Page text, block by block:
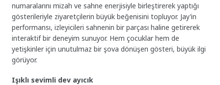
numaralarını mizah ve sahne enerjisiyle birleştirerek yaptığı
gösterileriyle ziyaretçilerin büyük beğenisini topluyor. Jay’in
performansı, izleyicileri sahnenin bir parçası haline getirerek
interaktif bir deneyim sunuyor. Hem çocuklar hem de
yetişkinler için unutulmaz bir şova dönüşen gösteri, büyük ilgi
görüyor.
Işıklı sevimli dev ayıcık